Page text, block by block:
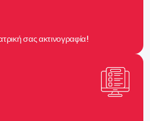
σας ακτινογραφία!